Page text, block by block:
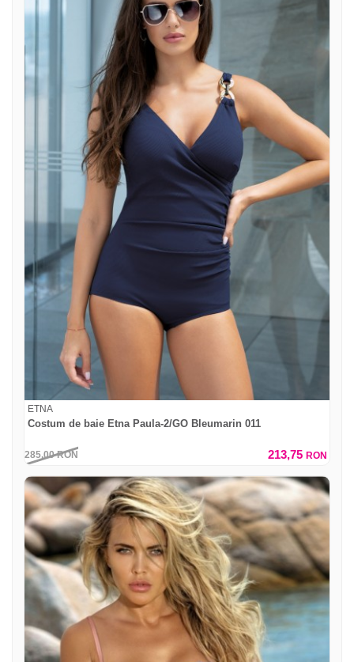
ETNA
Costum de baie Etna Paula-2/GO Bleumarin 011
285,00RON 213,75 RON